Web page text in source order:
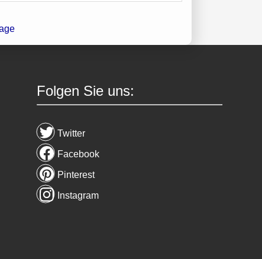
Folgen Sie uns:
Twitter
Facebook
Pinterest
Instagram